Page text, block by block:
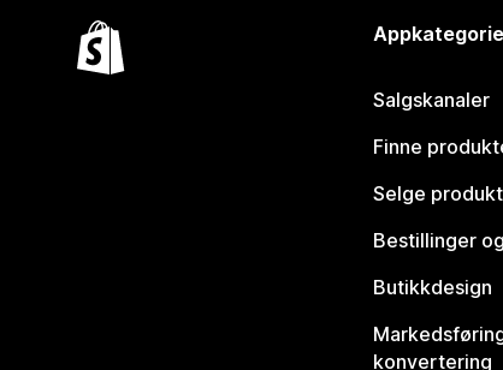
Salgskanaler
Finne
Selge
Bestillinger
Butikkdesign
konvertering